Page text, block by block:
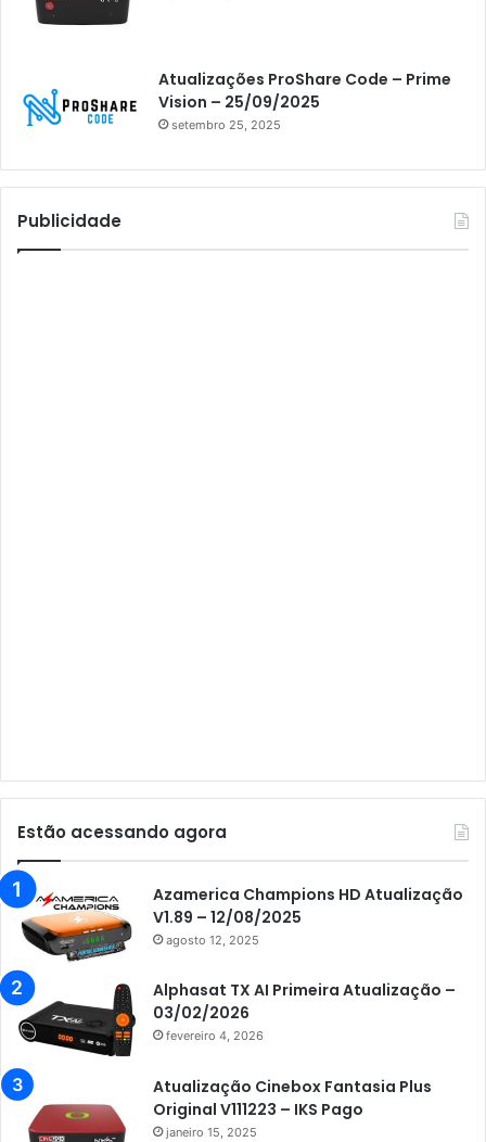
Athomics Inspire Qi
Athomics Inspire Qi Lite
Athomics S3
Athomics T3
Atto
AttoNet
Audisat K10 Urus
Audisat K30 Aventador
Azamerica
Azamerica Beats
Azamerica Champions
Azamerica Champions IPTV
Azamerica Extremo IPTV
Azamerica F92 Plus
Atualizações ProShare Code – Prime
Vision – 25/09/2025
setembro 25, 2025
Publicidade
Estão acessando agora
Azamerica Champions HD Atualização
V1.89 – 12/08/2025
agosto 12, 2025
Alphasat TX AI Primeira Atualização –
03/02/2026
fevereiro 4, 2026
Atualização Cinebox Fantasia Plus
Original V111223 – IKS Pago
janeiro 15, 2025